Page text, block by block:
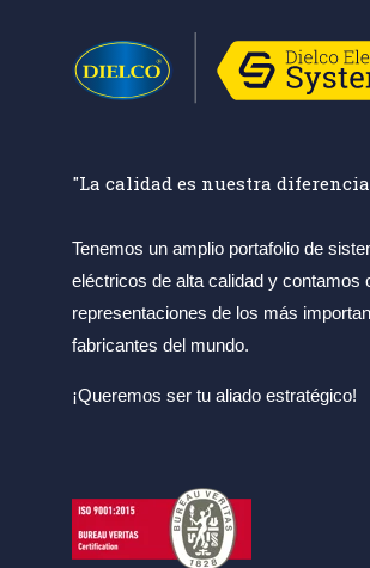
"La calidad es nuestra
Tenemos un amplio portafolio de
eléctricos de alta calidad y contamos
representaciones de los más
fabricantes del mundo.
¡Queremos ser tu aliado estratégico!